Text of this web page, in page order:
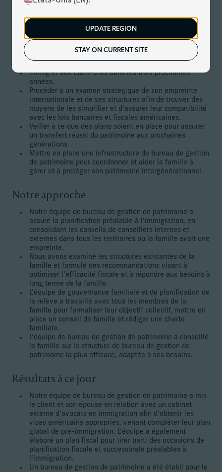
UPDATE REGION
STAY ON CURRENT SITE
du régime fiscal de la « remittance basis ». Ses deux
jeunes familles. À l’approche de sa retraite, il envisage
d’immigrer aux États-Unis.
Les objectifs du client
Immigrer aux États-Unis dans les trois prochaines
années.
Procéder à un examen stratégique de son empreinte
internationale et de ses structures afin de trouver des
moyens de les simplifier et d’assurer leur compatibilité
avec les lois bancaires et fiscales américaines.
Veiller à ce que des plans soient en place pour assurer
un transfert réussi du patrimoine aux prochaines
générations.
Mettre en place une infrastructure de bureau de gestion
de patrimoine pour coordonner et aider la famille à
gérer et à protéger son patrimoine intergénérationnel.
Notre approche
Notre équipe de bureau de gestion de patrimoine a
assuré la planification préalable à l’immigration, en
consolidant les conseils de conseillers internes et
externes dans tous les territoires où la famille avait une
empreinte.
Nous avons examiné les structures existantes de la
famille et formulé des recommandations visant à
optimiser l’efficacité fiscale et à répondre aux besoins à
long terme de la famille.
L’équipe de gouvernance familiale et de planification de
la relève a travaillé avec tous les membres de la
famille pour formaliser leur objectif collectif, mettre en
place un conseil de famille et rédiger une charte
familiale.
L’équipe de bureau de gestion de patrimoine a conseillé
la famille sur la structure de bureau de gestion de
patrimoine la plus efficace, adaptée à ses besoins.
Résultats à ce jour
Notre équipe de bureau de gestion de patrimoine a mis
le client et son épouse en relation avec un cabinet
externe d’avocats en immigration afin d’obtenir les
visas américains appropriés, venant compléter leur plan
global de pré-immigration. L’équipe a également
élaboré un plan fiscal pour tirer parti des occasions de
planification fiscale et successorale préalables à
l’immigration.
Un bureau de gestion de patrimoine a été établi pour le